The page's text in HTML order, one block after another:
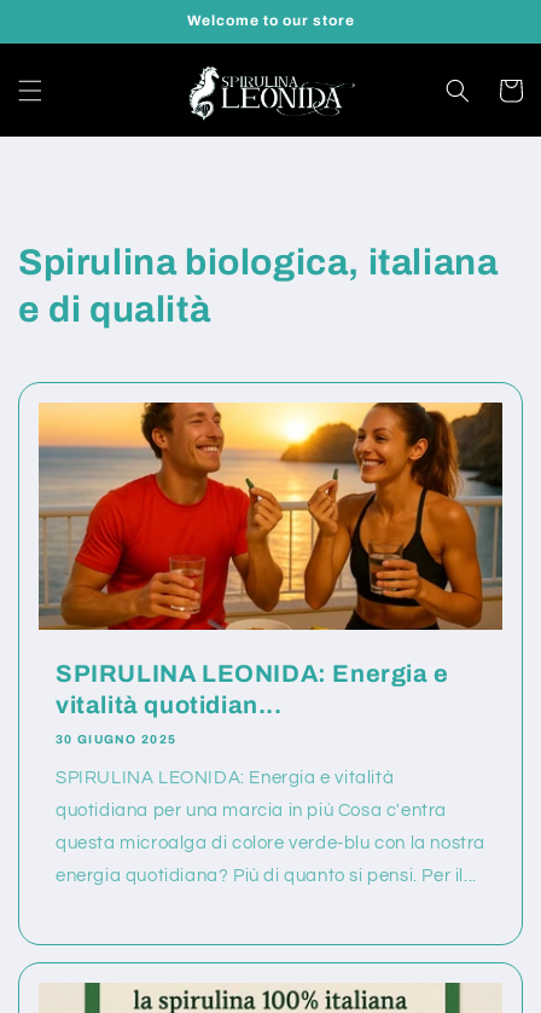
ai contenuti
Welcome to our store
Spirulina biologica, italiana
e di qualità
SPIRULINA LEONIDA: Energia e
vitalità quotidian...
30 GIUGNO 2025
SPIRULINA LEONIDA: Energia e vitalità
quotidiana per una marcia in più Cosa c'entra
questa microalga di colore verde-blu con la nostra
energia quotidiana? Più di quanto si pensi. Per il...